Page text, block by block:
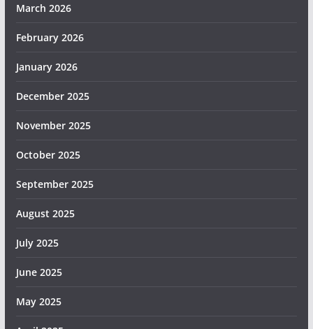
March 2026
February 2026
January 2026
December 2025
November 2025
October 2025
September 2025
August 2025
July 2025
June 2025
May 2025